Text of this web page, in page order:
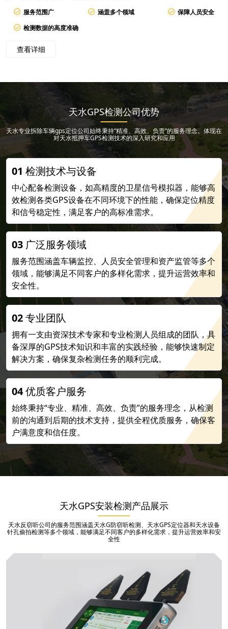
服务范围广 涵盖多个领域
保障人员安全
检测数据的高度准确
查看详细
天水GPS检测公司优势
天水专业拆除车辆gps定位公司始终秉持“精准、高效、负责”的服务理念。体现在
对天水抵押车GPS检测技术的深入研究和应用
01 检测技术与设备
中心配备检测设备，如高精度的卫星信号模拟器，能够高
效检测各类GPS设备在不同环境下的性能，确保定位精度
和信号稳定性，满足客户的高标准需求。
03 广泛服务领域
服务范围涵盖车辆监控、人员安全管理和资产监管等多个
领域，能够满足不同客户的多样化需求，提升运营效率和
安全性。
02专业团队
拥有一支由资深技术专家和专业检测人员组成的团队，具
备深厚的GPS技术知识和丰富的实践经验，能够快速制定
解决方案，确保复杂检测任务的顺利完成。
04优质客户服务
始终秉持“专业、精准、高效、负责”的服务理念，从检测
前的沟通到后期的技术支持，提供全程优质服务，确保客
户满意度和信任度。
天水GPS安装检测产品展示
天水反窃听公司的服务范围涵盖天水G防窃听检测、天水GPS定位器和天水设备
针孔偷拍检测等多个领域，能够满足不同客户的多样化需求，提升运营效率和安
全性